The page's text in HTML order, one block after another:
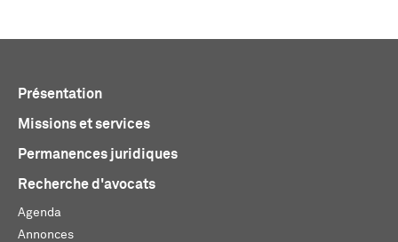
Présentation
Missions et services
Permanences juridiques
Recherche d'avocats
Agenda
Annonces